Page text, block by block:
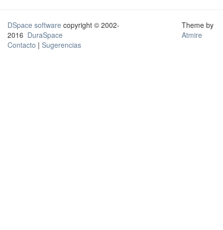
DSpace software copyright © 2002-
2016 DuraSpace
Contacto | Sugerencias
Theme by
Atmire